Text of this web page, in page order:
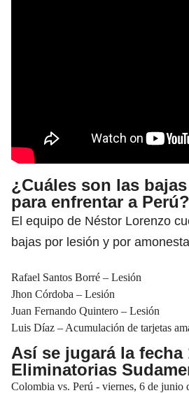
¿Cuáles son las
para enfrentar a Perú?
El equipo de Néstor Lorenzo
bajas por lesión y por
Rafael Santos Borré – Lesión
Jhon Córdoba – Lesión
Juan Fernando Quintero – Lesión
Luis Díaz – Acumulación de tarjetas
Así se jugará la fecha
Eliminatorias
Colombia vs. Perú - viernes, 6 de junio